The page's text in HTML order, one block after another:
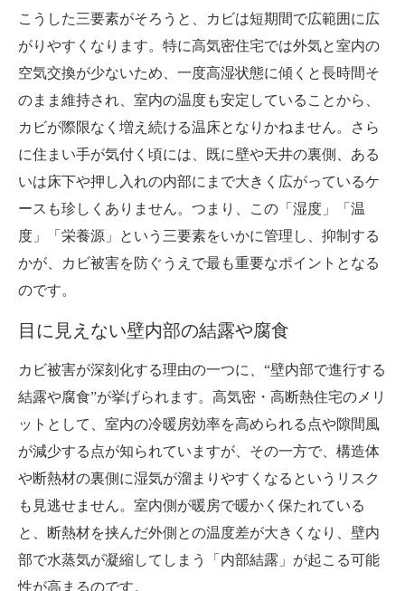
こうした三要素がそろうと、カビは短期間で広範囲に広
がりやすくなります。特に高気密住宅では外気と室内の
空気交換が少ないため、一度高湿状態に傾くと長時間そ
のまま維持され、室内の温度も安定していることから、
カビが際限なく増え続ける温床となりかねません。さら
に住まい手が気付く頃には、既に壁や天井の裏側、ある
いは床下や押し入れの内部にまで大きく広がっているケ
ースも珍しくありません。つまり、この「湿度」「温
度」「栄養源」という三要素をいかに管理し、抑制する
かが、カビ被害を防ぐうえで最も重要なポイントとなる
のです。
目に見えない壁内部の結露や腐食
カビ被害が深刻化する理由の一つに、“壁内部で進行する
結露や腐食”が挙げられます。高気密・高断熱住宅のメリ
ットとして、室内の冷暖房効率を高められる点や隙間風
が減少する点が知られていますが、その一方で、構造体
や断熱材の裏側に湿気が溜まりやすくなるというリスク
も見逃せません。室内側が暖房で暖かく保たれている
と、断熱材を挟んだ外側との温度差が大きくなり、壁内
部で水蒸気が凝縮してしまう「内部結露」が起こる可能
性が高まるのです。